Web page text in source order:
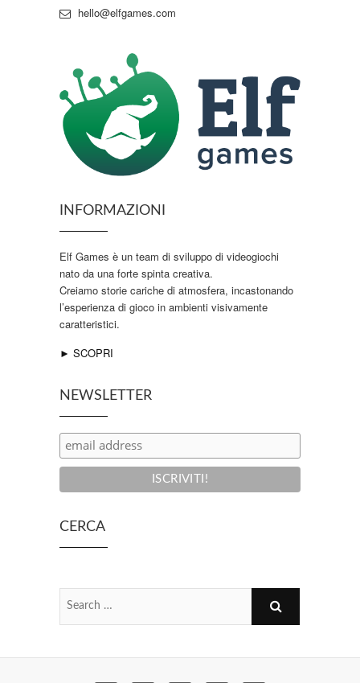
hello@elfgames.com
INFORMAZIONI
Elf Games è un team di sviluppo di videogiochi
nato da una forte spinta creativa.
Creiamo storie cariche di atmosfera, incastonando
l’esperienza di gioco in ambienti visivamente
caratteristici.
► SCOPRI
NEWSLETTER
CERCA